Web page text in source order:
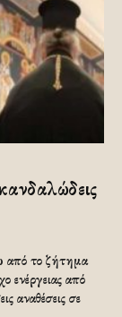
το ζήτημα
ενέργειας από
αναθέσεις σε